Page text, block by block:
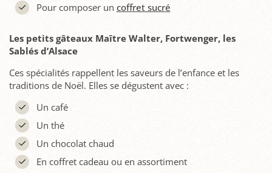
Pour composer un coffret sucré
Les petits gâteaux Maître Walter, Fortwenger, les
Sablés d’Alsace
Ces spécialités rappellent les saveurs de l’enfance et les
traditions de Noël. Elles se dégustent avec :
Un café
Un thé
Un chocolat chaud
En coffret cadeau ou en assortiment